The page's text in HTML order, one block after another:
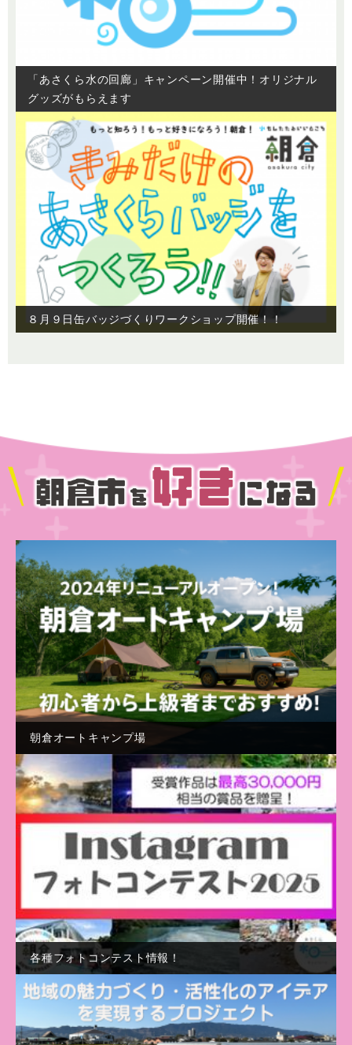
「あさくら水の回廊」キャンペーン開催中！オリジナル
グッズがもらえます
８月９日缶バッジづくりワークショップ開催！！
朝倉オートキャンプ場
各種フォトコンテスト情報！